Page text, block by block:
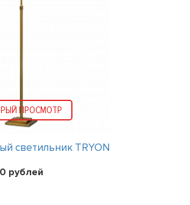
ПРОСМОТР
светильник TRYON
рублей